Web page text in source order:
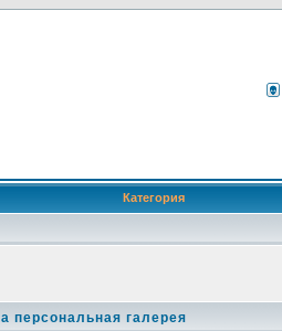
Категория
персональная галерея